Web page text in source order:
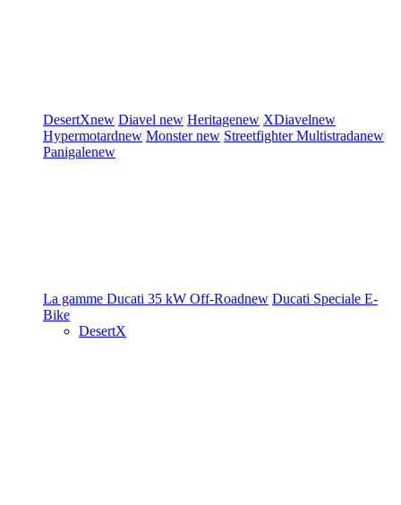
DesertXnew Diavel new Heritagenew XDiavelnew
Hypermotardnew Monsternew StreetfighterMultistradanew
Panigalenew
La gamme Ducati 35 kW Off-Roadnew Ducati Speciale E-
Bike
DesertX